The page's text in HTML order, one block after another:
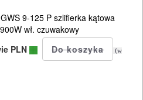
9-125 P szlifierka kątowa
wł. czuwakowy
PLN
(w